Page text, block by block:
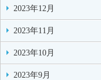
2023年12月
2023年11月
2023年10月
2023年9月